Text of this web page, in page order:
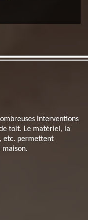
interventions
toit. Le matériel, la
etc. permettent
maison.